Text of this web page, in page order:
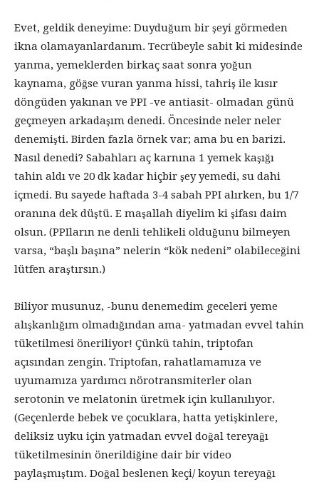
Evet, geldik deneyime: Duyduğum bir şeyi görmeden
ikna olamayanlardanım. Tecrübeyle sabit ki midesinde
yanma, yemeklerden birkaç saat sonra yoğun
kaynama, göğse vuran yanma hissi, tahriş ile kısır
döngüden yakınan ve PPI -ve antiasit- olmadan günü
geçmeyen arkadaşım denedi. Öncesinde neler neler
denemişti. Birden fazla örnek var; ama bu en barizi.
Nasıl denedi? Sabahları aç karnına 1 yemek kaşığı
tahin aldı ve 20 dk kadar hiçbir şey yemedi, su dahi
içmedi. Bu sayede haftada 3-4 sabah PPI alırken, bu 1/7
oranına dek düştü. E maşallah diyelim ki şifası daim
olsun. (PPIların ne denli tehlikeli olduğunu bilmeyen
varsa, “başlı başına” nelerin “kök nedeni” olabileceğini
lütfen araştırsın.)
Biliyor musunuz, -bunu denemedim geceleri yeme
alışkanlığım olmadığından ama- yatmadan evvel tahin
tüketilmesi öneriliyor! Çünkü tahin, triptofan
açısından zengin. Triptofan, rahatlamamıza ve
uyumamıza yardımcı nörotransmiterler olan
serotonin ve melatonin üretmek için kullanılıyor.
(Geçenlerde bebek ve çocuklara, hatta yetişkinlere,
deliksiz uyku için yatmadan evvel doğal tereyağı
tüketilmesinin önerildiğine dair bir video
paylaşmıştım. Doğal beslenen keçi/ koyun tereyağı